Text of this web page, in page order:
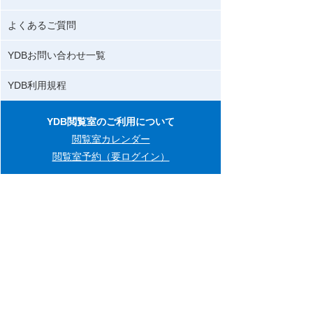
よくあるご質問
YDBお問い合わせ一覧
YDB利用規程
YDB閲覧室のご利用について
閲覧室カレンダー
閲覧室予約（要ログイン）